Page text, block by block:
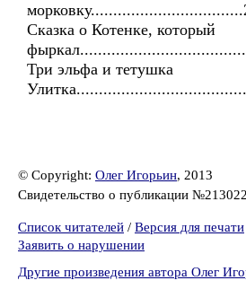
Сказка о Котенке, который
Три эльфа и тетушка
© Copyright: Олег Игорьин, 2013
Свидетельство о публикации
Список читателей / Версия для печати
Заявить о нарушении
Другие произведения автора Олег